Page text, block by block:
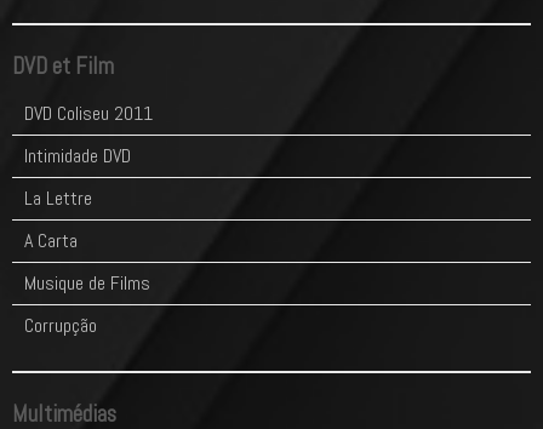
DVD et Film
DVD Coliseu 2011
Intimidade DVD
La Lettre
A Carta
Musique de Films
Corrupção
Multimédias